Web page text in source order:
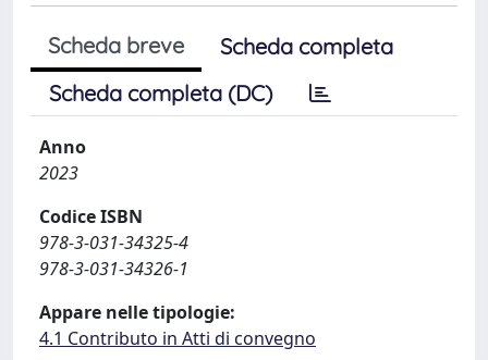
Scheda breve
Scheda completa
Scheda completa (DC)
Anno
2023
Codice ISBN
978-3-031-34325-4
978-3-031-34326-1
Appare nelle tipologie:
4.1 Contributo in Atti di convegno